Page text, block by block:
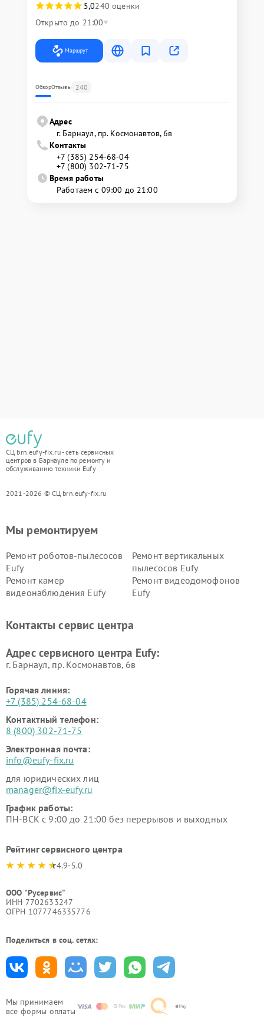
5,0240 оценки
Открыто до 21:00
Маршрут
ОбзорОтзывы 240
Адрес
г. Барнаул, ​пр. Космонавтов, 6в
Контакты
+7 (385) 254-68-04
+7 (800) 302-71-75
Время работы
Работаем с 09:00 до 21:00
СЦ brn.eufy-fix.ru - сеть сервисных
центров в Барнауле по ремонту и
обслуживанию техники Eufy
2021-2026 © СЦ brn.eufy-fix.ru
Мы принимаем
все формы оплаты
Мы ремонтируем
Ремонт роботов-пылесосов
Eufy
Ремонт вертикальных
пылесосов Eufy
Ремонт камер
видеонаблюдения Eufy
Ремонт видеодомофонов
Eufy
Контакты сервис центра
Адрес сервисного центра Eufy:
г. Барнаул, ​пр. Космонавтов, 6в
Горячая линия:
+7 (385) 254-68-04
Контактный телефон:
8 (800) 302-71-75
Электронная почта:
info@eufy-fix.ru
для юридических лиц
manager@fix-eufy.ru
График работы:
ПН-ВСК с 9:00 до 21:00 без перерывов и выходных
Рейтинг сервисного центра
4.9-5.0
ООО "Русервис"
ИНН 7702633247
ОГРН 1077746335776
Поделиться в соц. сетях: